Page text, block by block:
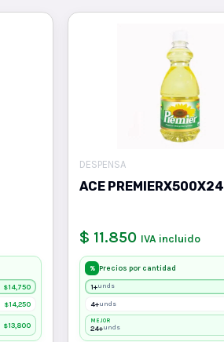
$14,750
$14,250
$13,800
DESPENSA
ACE PREMIERX500X24
$ 11.850 IVA incluido
% Precios por cantidad
1+unds
4+unds
MEJOR
24+unds